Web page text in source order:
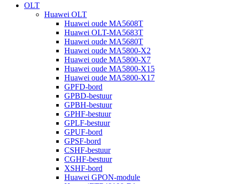
OLT
Huawei OLT
Huawei oude MA5608T
Huawei OLT-MA5683T
Huawei oude MA5680T
Huawei oude MA5800-X2
Huawei oude MA5800-X7
Huawei oude MA5800-X15
Huawei oude MA5800-X17
GPFD-bord
GPBD-bestuur
GPBH-bestuur
GPHF-bestuur
GPLF-bestuur
GPUF-bord
GPSF-bord
CSHF-bestuur
CGHF-bestuur
XSHF-bord
Huawei GPON-module